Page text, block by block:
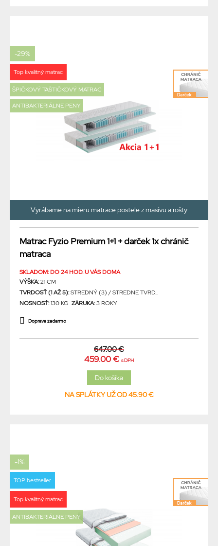
-29%
Top kvalitný matrac
ŠPIČKOVÝ TAŠTIČKOVÝ MATRAC
ANTIBAKTERIÁLNE PENY
Vyrábame na mieru matrace postele z masívu a rošty
Matrac Fyzio Premium 1+1 + darček 1x chránič
matraca
SKLADOM: DO 24 HOD. U VÁS DOMA
VÝŠKA:21 CM
TVRDOSŤ (1 AŽ 5):STREDNÝ (3) / STREDNE TVRD...
NOSNOSŤ:130 KG ZÁRUKA:3 ROKY
Doprava zadarmo
647.00 €
459.00 € s DPH
NA SPLÁTKY UŽ OD 45.90 €
-1%
TOP bestseller
Top kvalitný matrac
ANTIBAKTERIÁLNE PENY